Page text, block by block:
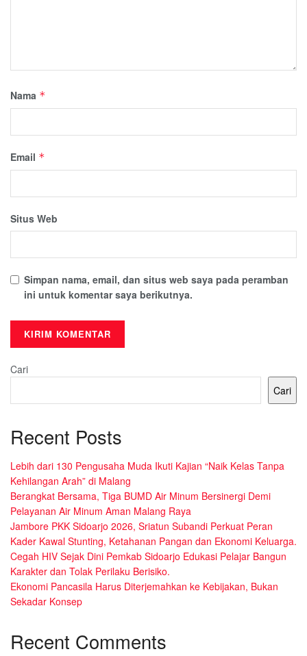
Nama *
Email *
Situs Web
Simpan nama, email, dan situs web saya pada peramban
ini untuk komentar saya berikutnya.
Cari
Cari
Recent Posts
Lebih dari 130 Pengusaha Muda Ikuti Kajian “Naik Kelas Tanpa
Kehilangan Arah” di Malang
Berangkat Bersama, Tiga BUMD Air Minum Bersinergi Demi
Pelayanan Air Minum Aman Malang Raya
Jambore PKK Sidoarjo 2026, Sriatun Subandi Perkuat Peran
Kader Kawal Stunting, Ketahanan Pangan dan Ekonomi Keluarga.
Cegah HIV Sejak Dini Pemkab Sidoarjo Edukasi Pelajar Bangun
Karakter dan Tolak Perilaku Berisiko.
Ekonomi Pancasila Harus Diterjemahkan ke Kebijakan, Bukan
Sekadar Konsep
Recent Comments